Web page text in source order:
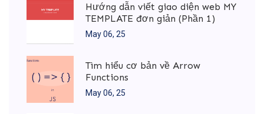
Hướng dẫn viết giao diện web MY
TEMPLATE đơn giản (Phần 1)
May 06, 25
Tìm hiểu cơ bản về Arrow
Functions
May 06, 25